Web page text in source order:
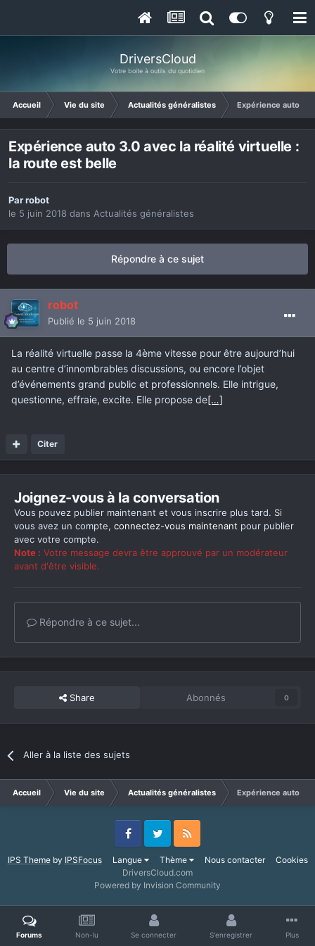
DriversCloud
Votre boite à outils du quotidien
Accueil Vie du site Actualités généralistes Expérience auto
Expérience auto 3.0 avec la réalité virtuelle :
la route est belle
Parrobot
le 5 juin 2018 dans Actualités généralistes
Répondre à ce sujet
robot
Publié le 5 juin 2018
La réalité virtuelle passe la 4ème vitesse pour être aujourd’hui
au centre d’innombrables discussions, ou encore l’objet
d’événements grand public et professionnels. Elle intrigue,
questionne, effraie, excite. Elle propose de[…]
Citer
Joignez-vous à la conversation
Vous pouvez publier maintenant et vous inscrire plus tard. Si
vous avez un compte, connectez-vous maintenant pour publier
avec votre compte.
Note : Votre message devra être approuvé par un modérateur
avant d'être visible.
Répondre à ce sujet...
Share Abonnés 0
Aller à la liste des sujets
Accueil Vie du site Actualités généralistes Expérience auto
IPS Themeby IPSFocus Langue Thème Nous contacter Cookies
FacebookTwitter RSS
DriversCloud.com
Powered by Invision Community
Forums Non-lu Se connecter S'enregistrer Plus